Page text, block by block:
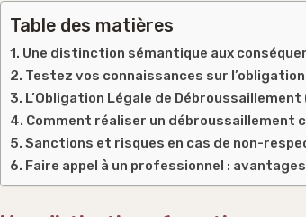
Table des matières
Une distinction sémantique aux
Testez vos connaissances sur
L’Obligation Légale de Débroussaillement
Comment réaliser un débroussaillement
Sanctions et risques en cas de non-
Faire appel à un professionnel :